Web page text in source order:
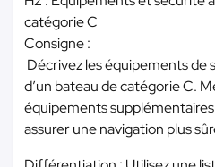
catégorie C
Consigne :
Décrivez les équipements de
d’un bateau de catégorie C.
équipements
assurer une navigation plus